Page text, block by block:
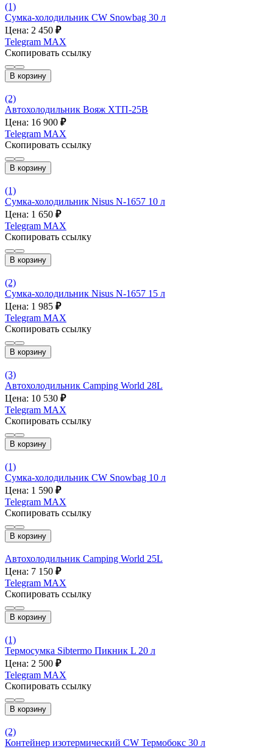
(1)
Сумка-холодильник CW Snowbag 30 л
Цена: 2 450 ₽
Telegram MAX
Скопировать ссылку
В корзину
(2)
Автохолодильник Вояж ХТП-25В
Цена: 16 900 ₽
Telegram MAX
Скопировать ссылку
В корзину
(1)
Сумка-холодильник Nisus N-1657 10 л
Цена: 1 650 ₽
Telegram MAX
Скопировать ссылку
В корзину
(2)
Сумка-холодильник Nisus N-1657 15 л
Цена: 1 985 ₽
Telegram MAX
Скопировать ссылку
В корзину
(3)
Автохолодильник Camping World 28L
Цена: 10 530 ₽
Telegram MAX
Скопировать ссылку
В корзину
(1)
Сумка-холодильник CW Snowbag 10 л
Цена: 1 590 ₽
Telegram MAX
Скопировать ссылку
В корзину
Автохолодильник Camping World 25L
Цена: 7 150 ₽
Telegram MAX
Скопировать ссылку
В корзину
(1)
Термосумка Sibtermo Пикник L 20 л
Цена: 2 500 ₽
Telegram MAX
Скопировать ссылку
В корзину
(2)
Контейнер изотермический CW Термобокс 30 л